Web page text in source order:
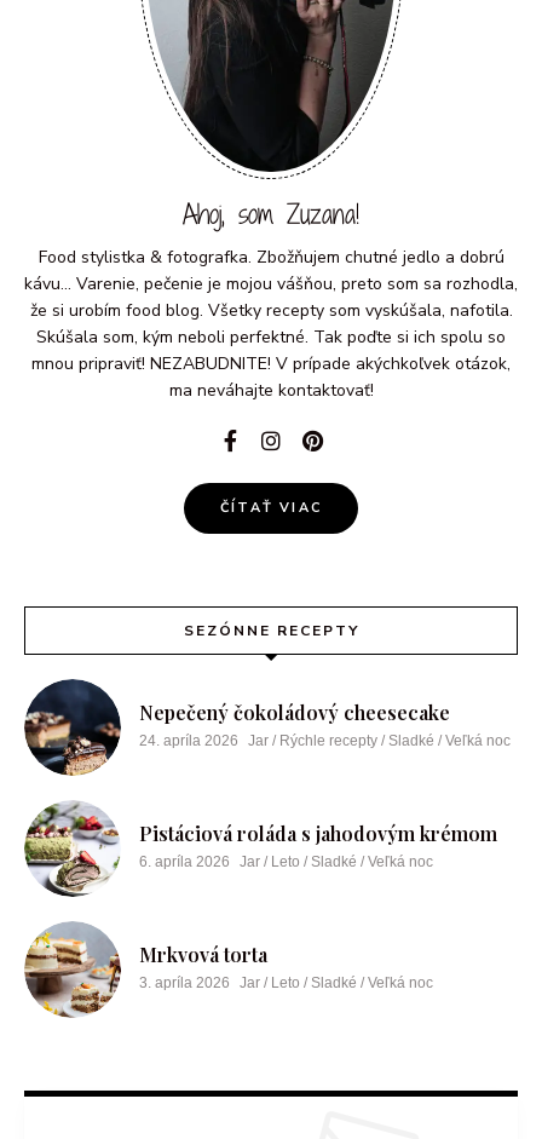
Ahoj, som Zuzana!
Food stylistka & fotografka. Zbožňujem chutné jedlo a dobrú
kávu... Varenie, pečenie je mojou vášňou, preto som sa rozhodla,
že si urobím food blog. Všetky recepty som vyskúšala, nafotila.
Skúšala som, kým neboli perfektné. Tak poďte si ich spolu so
mnou pripraviť! NEZABUDNITE! V prípade akýchkoľvek otázok,
ma neváhajte kontaktovať!
ČÍTAŤ VIAC
SEZÓNNE RECEPTY
Nepečený čokoládový cheesecake
24. apríla 2026 Jar / Rýchle recepty / Sladké / Veľká noc
Pistáciová roláda s jahodovým krémom
6. apríla 2026 Jar / Leto / Sladké / Veľká noc
Mrkvová torta
3. apríla 2026 Jar / Leto / Sladké / Veľká noc